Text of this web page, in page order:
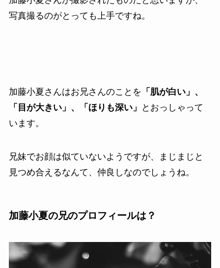
写真撮るのがとっても上手ですね。
加藤小夏さんはお兄さんのことを 「肌が白い」、
「目が大きい」、「ほりも深い」
とおっしゃって
います。
兄妹でお顔は似ていないようですが、まじまじと
見つめ合えるなんて、仲良しなのでしょうね。
加藤小夏の兄のプロフィールは？